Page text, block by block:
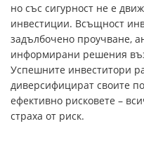
но със сигурност не е
инвестиции. Всъщност
задълбочено проучване,
информирани решения
Успешните инвеститори
диверсифицират своите
ефективно рисковете –
страха от риск.